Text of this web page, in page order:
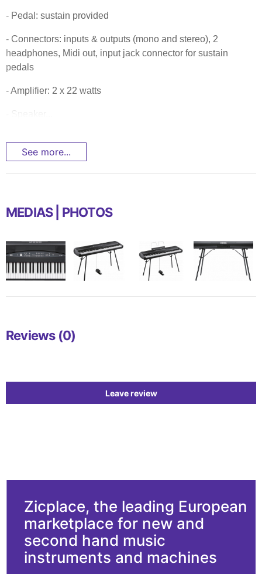
- Pedal: sustain provided
- Connectors: inputs & outputs (mono and stereo), 2
headphones, Midi out, input jack connector for sustain
pedals
- Amplifier: 2 x 22 watts
See more...
MEDIAS | PHOTOS
Reviews (0)
Leave review
Zicplace, the leading European
marketplace for new and
second hand music
instruments and machines